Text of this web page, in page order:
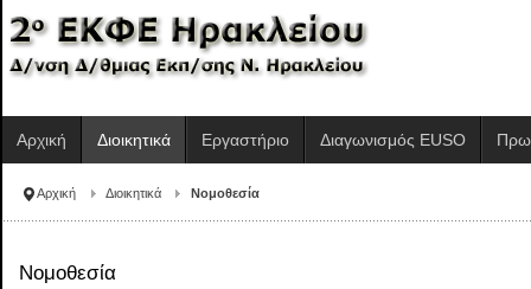
Αρχική Διοικητικά Εργαστήριο Διαγωνισμός EUSO
Αρχική Διοικητικά Νομοθεσία
Νομοθεσία